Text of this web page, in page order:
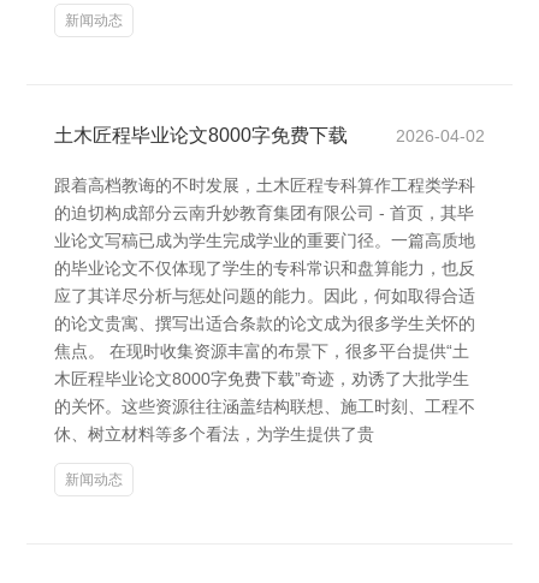
新闻动态
土木匠程毕业论文8000字免费下载 2026-04-02
跟着高档教诲的不时发展，土木匠程专科算作工程类学科
的迫切构成部分云南升妙教育集团有限公司 - 首页，其毕
业论文写稿已成为学生完成学业的重要门径。一篇高质地
的毕业论文不仅体现了学生的专科常识和盘算能力，也反
应了其详尽分析与惩处问题的能力。因此，何如取得合适
的论文贵寓、撰写出适合条款的论文成为很多学生关怀的
焦点。 在现时收集资源丰富的布景下，很多平台提供“土
木匠程毕业论文8000字免费下载”奇迹，劝诱了大批学生
的关怀。这些资源往往涵盖结构联想、施工时刻、工程不
休、树立材料等多个看法，为学生提供了贵
新闻动态